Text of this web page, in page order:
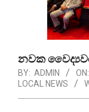
නවක
BY: ADMIN ON:
LOCAL NEWS